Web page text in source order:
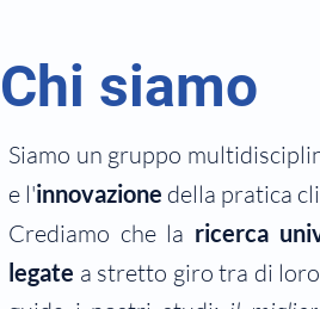
Chi siamo
Siamo un gruppo
e l'innovazione della pratica
Crediamo che la ricerca
legate a stretto giro tra di